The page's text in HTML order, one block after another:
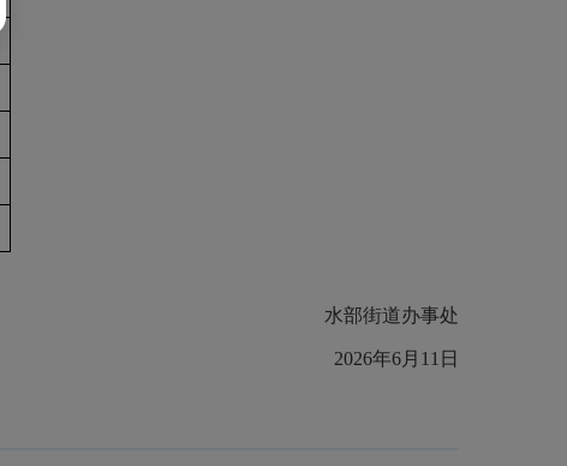
水部街道办事处
2026年6月 11 日